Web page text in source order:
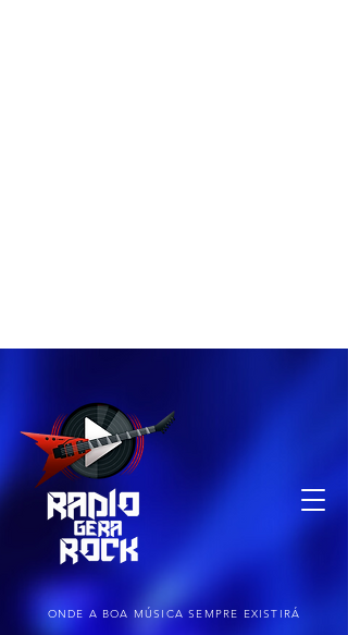
ONDE A BOA MÚSICA SEMPRE EXISTIRÁ